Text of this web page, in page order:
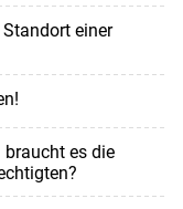
einer
es die